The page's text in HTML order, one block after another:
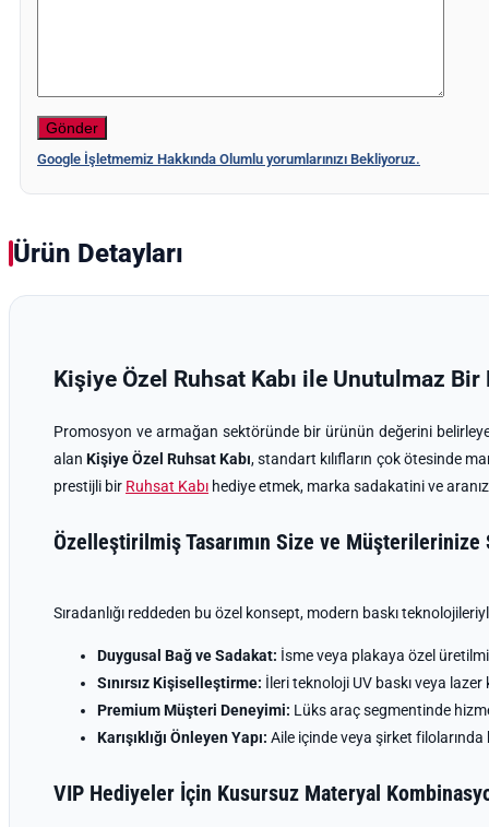
Google İşletmemiz Hakkında Olumlu yorumlarınızı Bekliyoruz.
Ürün Detayları
Kişiye Özel Ruhsat Kabı ile Unutulmaz
Promosyon ve armağan sektöründe bir ürünün değerini
alanKişiye Özel Ruhsat Kabı, standart kılıfların çok ötesinde
prestijli bir Ruhsat Kabı hediye etmek, marka sadakatini ve
Özelleştirilmiş Tasarımın Size ve Müşterilerinize
Sıradanlığı reddeden bu özel konsept, modern baskı
Duygusal Bağ ve Sadakat: İsme veya plakaya özel
Sınırsız Kişiselleştirme: İleri teknoloji UV baskı veya
Premium Müşteri Deneyimi: Lüks araç segmentinde
Karışıklığı Önleyen Yapı: Aile içinde veya şirket filolarında
VIP Hediyeler İçin Kusursuz Materyal